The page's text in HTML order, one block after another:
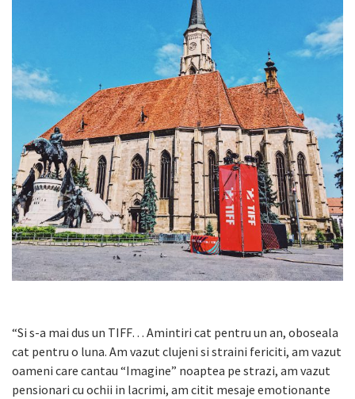
“Si s-a mai dus un TIFF… Amintiri cat pentru un an, oboseala
cat pentru o luna. Am vazut clujeni si straini fericiti, am vazut
oameni care cantau “Imagine” noaptea pe strazi, am vazut
pensionari cu ochii in lacrimi, am citit mesaje emotionante